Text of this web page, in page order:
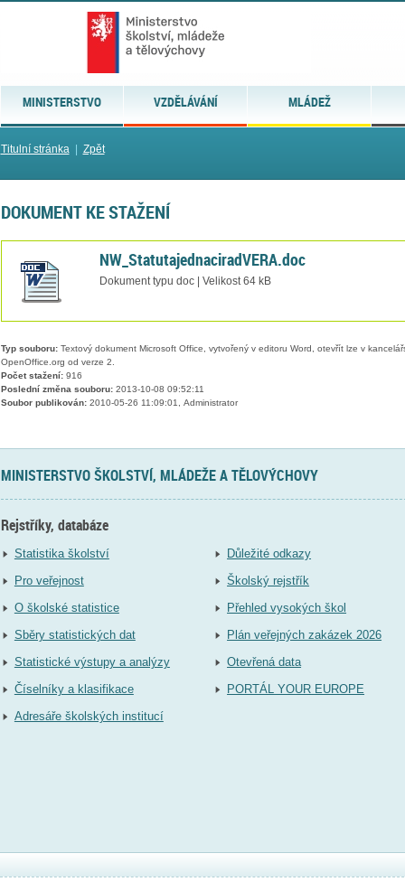
MINISTERSTVO VZDĚLÁVÁNÍ MLÁDEŽ
Titulní stránka| Zpět
DOKUMENT KE STAŽENÍ
NW_StatutajednaciradVERA.doc
Dokument typu doc | Velikost 64 kB
Typ souboru:Textový dokument Microsoft Office, vytvořený v editoru Word, otevřít lze v
OpenOffice.org od verze 2.
Počet stažení:916
Poslední změna souboru:2013-10-08 09:52:11
Soubor publikován:2010-05-26 11:09:01, Administrator
MINISTERSTVO ŠKOLSTVÍ, MLÁDEŽE A TĚLOVÝCHOVY
Rejstříky, databáze
Statistika školství
Pro veřejnost
O školské statistice
Sběry statistických dat
Statistické výstupy a analýzy
Číselníky a klasifikace
Adresáře školských institucí
Důležité odkazy
Školský rejstřík
Přehled vysokých škol
Plán veřejných zakázek 2026
Otevřená data
PORTÁL YOUR EUROPE